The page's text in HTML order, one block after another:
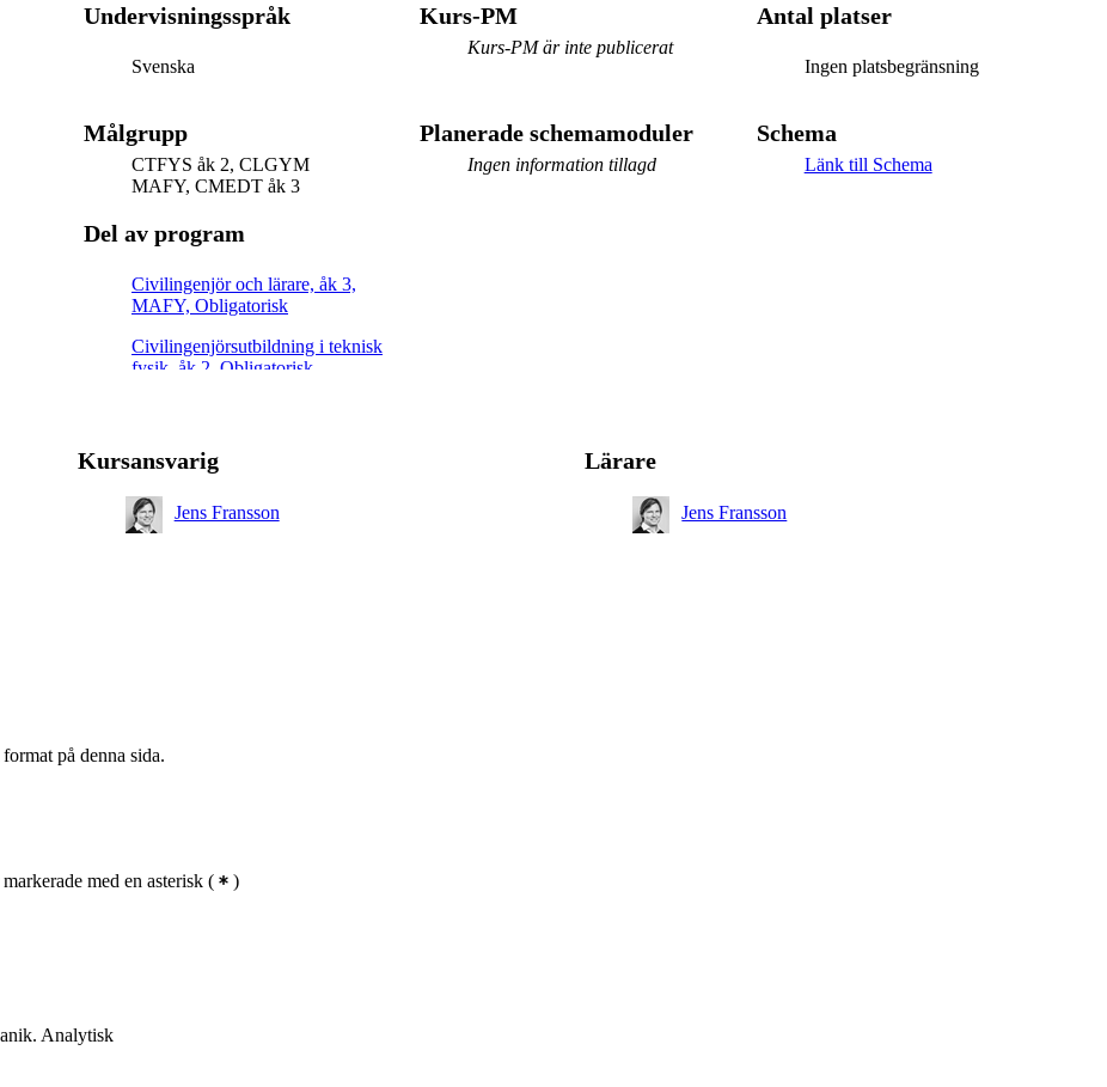
Undervisningsspråk
Svenska
Kurs-PM
Kurs-PM är inte publicerat
Antal platser
Ingen platsbegränsning
Målgrupp
CTFYS åk 2, CLGYM
MAFY, CMEDT åk 3
Planerade schemamoduler
Ingen information tillagd
Schema
Länk till Schema
Del av program
Civilingenjör och lärare, åk 3,
MAFY, Obligatorisk
Civilingenjörsutbildning i teknisk
fysik, åk 2, Obligatorisk
Kursansvarig
Jens Fransson
Lärare
Jens Fransson
på denna sida.
med en asterisk ( )
Analytisk